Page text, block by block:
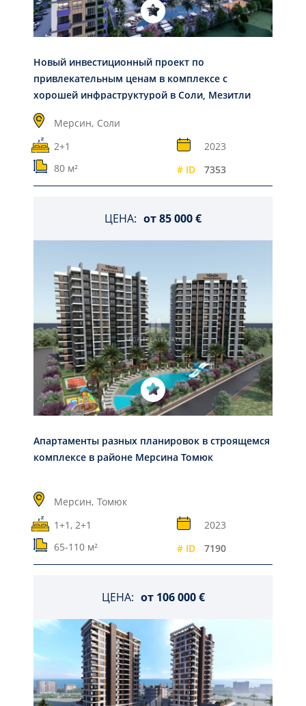
Новый инвестиционный проект по
привлекательным ценам в комплексе с
хорошей инфраструктурой в Соли, Мезитли
Мерсин, Соли
2+1
2023
80 м²
# ID 7353
ЦЕНА: от85 000 €
Апартаменты разных планировок в строящемся
комплексе в районе Мерсина Томюк
Мерсин, Томюк
1+1, 2+1
2023
65-110 м²
# ID 7190
ЦЕНА: от 106 000 €